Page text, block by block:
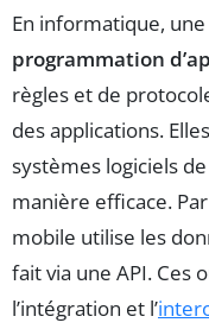
En informatique, une
programmation
règles et de
des applications.
systèmes logiciels
manière efficace.
mobile utilise les
fait via une API. Ces
l’intégration et l’